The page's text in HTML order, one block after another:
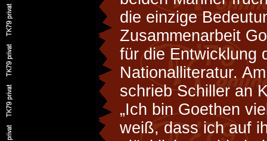
die einzige
Zusammenarbeit
für die Entwicklung
Nationalliteratur.
schrieb Schiller an
„Ich bin Goethen
weiß, dass ich auf